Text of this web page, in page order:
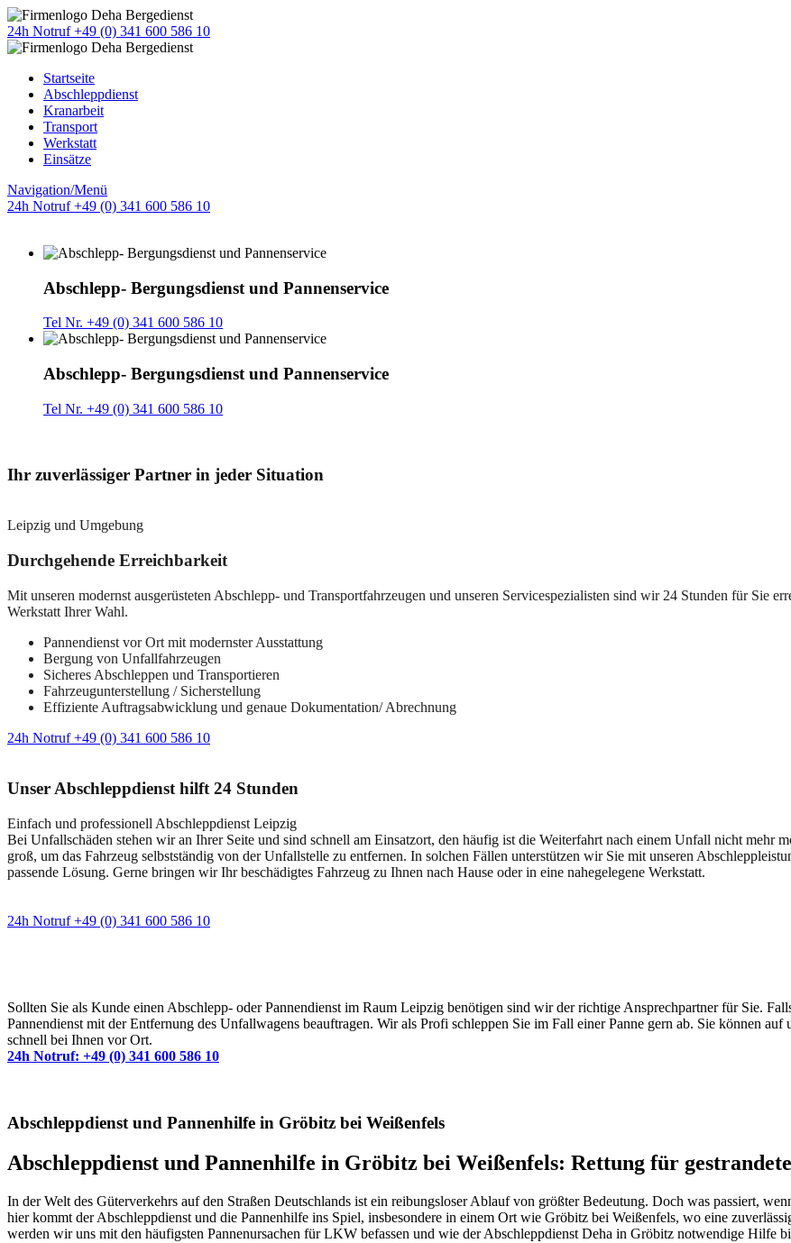
24h Notruf +49 (0) 341 600 586 10
Startseite
Abschleppdienst
Kranarbeit
Transport
Werkstatt
Einsätze
Navigation/Menü
24h Notruf +49 (0) 341 600 586 10
Abschlepp- Bergungsdienst und Pannenservice
Tel Nr. +49 (0) 341 600 586 10
Abschlepp- Bergungsdienst und Pannenservice
Tel Nr. +49 (0) 341 600 586 10
Ihr zuverlässiger Partner in jeder Situation
Leipzig und Umgebung
Durchgehende Erreichbarkeit
Mit unseren modernst ausgerüsteten Abschlepp- und Transportfahrzeugen und unseren Servicespezialisten sind wir 24 Stunden für Sie
Werkstatt Ihrer Wahl.
Pannendienst vor Ort mit modernster Ausstattung
Bergung von Unfallfahrzeugen
Sicheres Abschleppen und Transportieren
Fahrzeugunterstellung / Sicherstellung
Effiziente Auftragsabwicklung und genaue Dokumentation/ Abrechnung
24h Notruf +49 (0) 341 600 586 10
Unser Abschleppdienst hilft 24 Stunden
Einfach und professionell Abschleppdienst Leipzig
Bei Unfallschäden stehen wir an Ihrer Seite und sind schnell am Einsatzort, den häufig ist die Weiterfahrt nach einem Unfall nicht mehr
groß, um das Fahrzeug selbstständig von der Unfallstelle zu entfernen. In solchen Fällen unterstützen wir Sie mit unseren
passende Lösung. Gerne bringen wir Ihr beschädigtes Fahrzeug zu Ihnen nach Hause oder in eine nahegelegene Werkstatt.
24h Notruf +49 (0) 341 600 586 10
Sollten Sie als Kunde einen Abschlepp- oder Pannendienst im Raum Leipzig benötigen sind wir der richtige Ansprechpartner für Sie.
Pannendienst mit der Entfernung des Unfallwagens beauftragen. Wir als Profi schleppen Sie im Fall einer Panne gern ab. Sie können
schnell bei Ihnen vor Ort.
24h Notruf: +49 (0) 341 600 586 10
Abschleppdienst und Pannenhilfe in Gröbitz bei Weißenfels
Abschleppdienst und Pannenhilfe in Gröbitz bei Weißenfels: Rettung für
In der Welt des Güterverkehrs auf den Straßen Deutschlands ist ein reibungsloser Ablauf von größter Bedeutung. Doch was passiert,
hier kommt der Abschleppdienst und die Pannenhilfe ins Spiel, insbesondere in einem Ort wie Gröbitz bei Weißenfels, wo eine
werden wir uns mit den häufigsten Pannenursachen für LKW befassen und wie der Abschleppdienst Deha in Gröbitz notwendige Hilfe